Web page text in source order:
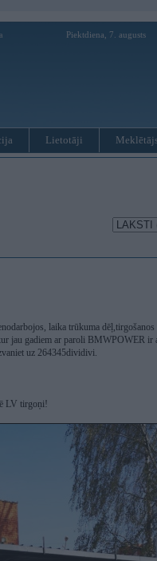
Piektdiena, 7. augusts
Lietotāji
laika trūkuma
jau gadiem ar paroli BMWPOWER ir
uz 264345dividivi.
LV tirgoņi!